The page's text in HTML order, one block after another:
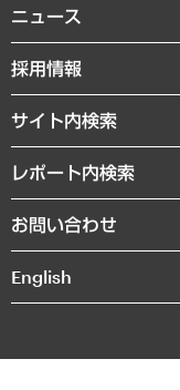
共生・ダイバーシティ
GRC（ガバナンス・リスク
経済・産業・雇用・労働
まちづくり・観光・交通・
自然資源・農林水産業・食
経営用語集
受託・受注実績（官公庁関
メディア掲載・出演
受託案件情報
私たちの想い
社長メッセージ
会社概要
沿革
組織図・本部部室紹介
インドネシア現地法人
個人情報保護方針
ニュース
ニュースリリース
お知らせ
採用情報
サイト内検索
レポート内検索
お問い合わせ
English